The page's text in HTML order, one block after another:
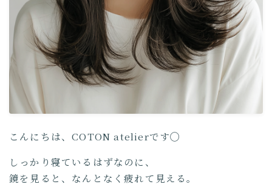
こんにちは、COTON atelierです◯
しっかり寝ているはずなのに、
鏡を見ると、なんとなく疲れて見える。